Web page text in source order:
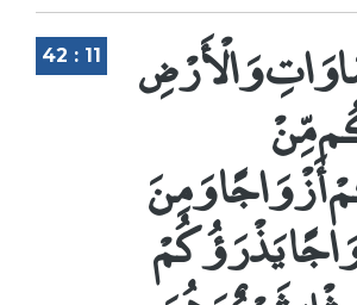
42 : 11 وَالْأَرْضِ
مِّنْ
وَمِنَ
يَذْرَؤُكُمْ